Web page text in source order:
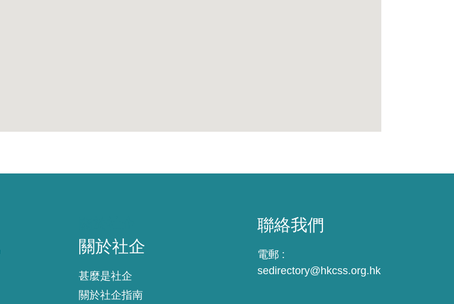
關於社企
甚麼是社企
關於社企指南
聯絡我們
電郵 :
sedirectory@hkcss.org.hk